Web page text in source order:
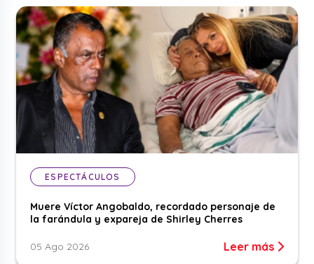
ESPECTÁCULOS
Muere Víctor Angobaldo, recordado personaje de
la farándula y expareja de Shirley Cherres
05 Ago 2026 Leer más